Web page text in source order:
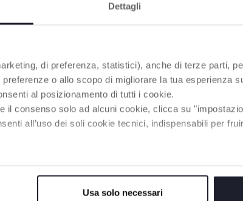
Dettagli
di preferenza, statistici), anche di terze parti,
o allo scopo di migliorare la tua esperienza
al posizionamento di tutti i cookie.
il consenso solo ad alcuni cookie, clicca su
all’uso dei soli cookie tecnici, indispensabili per
Usa solo necessari
POUVANT VOUS